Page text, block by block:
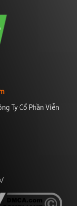
Ty Cổ Phần Viễn